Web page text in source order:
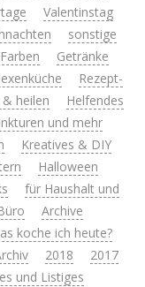
Valentinstag
sonstige
Getränke
Rezept-
heilen
Helfendes
und mehr
Kreatives & DIY
Halloween
für Haushalt und
Archive
koche ich heute?
2018
2017
und Listiges